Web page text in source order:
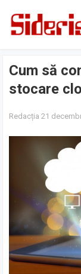
Cum să
stocare
Redacția 21